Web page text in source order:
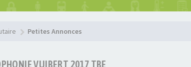
Petites Annonces
VUIBERT 2017 TBE